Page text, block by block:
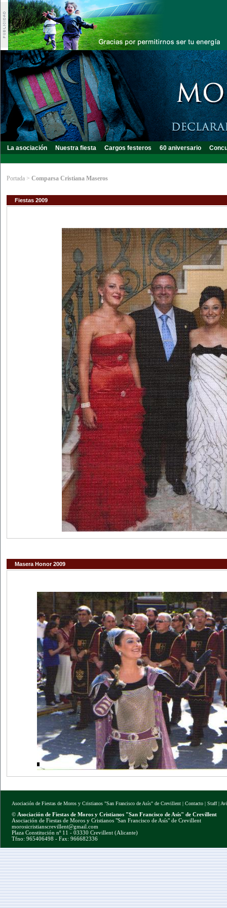
La asociación Nuestra fiesta Cargos festeros 60 aniversario
Portada > Comparsa Cristiana Maseros
Fiestas 2009
Masera Honor 2009
Asociación de Fiestas de Moros y Cristianos "San Francisco de Asís" de Crevillent | Contacto | Staff|
© Asociación de Fiestas de Moros y Cristianos "San Francisco de Asís" de Crevillent
Asociación de Fiestas de Moros y Cristianos "San Francisco de Asís" de Crevillent
morosicristianscrevillent@gmail.com
Plaza Constitución nº 11 - 03330 Crevillent (Alicante)
Tfno: 965406498 - Fax: 966682336